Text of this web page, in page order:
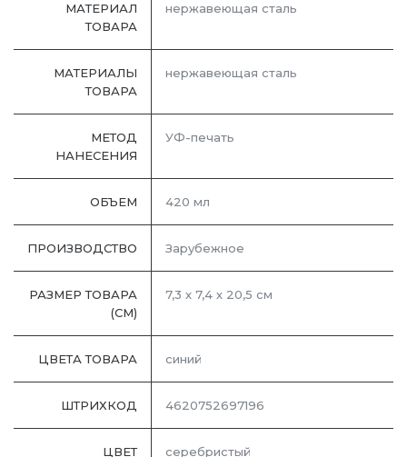
МАТЕРИАЛ
ТОВАРА
нержавеющая сталь
МАТЕРИАЛЫ
ТОВАРА
нержавеющая cталь
МЕТОД
НАНЕСЕНИЯ
УФ-печать
ОБЪЕМ 420 мл
ПРОИЗВОДСТВО Зарубежное
РАЗМЕР ТОВАРА
(СМ)
7,3 х 7,4 х 20,5 см
ЦВЕТА ТОВАРА синий
ШТРИХКОД 4620752697196
ЦВЕТ серебристый